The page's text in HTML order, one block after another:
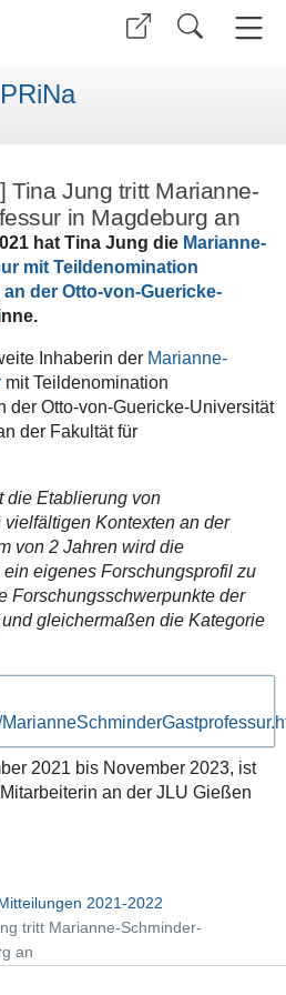
PRiNa
Tina Jung tritt Marianne-
in Magdeburg an
hat Tina Jung die Marianne-
mit Teildenomination
der Otto-von-Guericke-
Inhaberin der Marianne-
mit Teildenomination
der Otto-von-Guericke-Universität
der Fakultät für
die Etablierung von
Kontexten an der
von 2 Jahren wird die
eigenes Forschungsprofil zu
Forschungsschwerpunkte der
gleichermaßen die Kategorie
2021 bis November 2023, ist
an der JLU Gießen
2021-2022
tritt Marianne-Schminder-
an